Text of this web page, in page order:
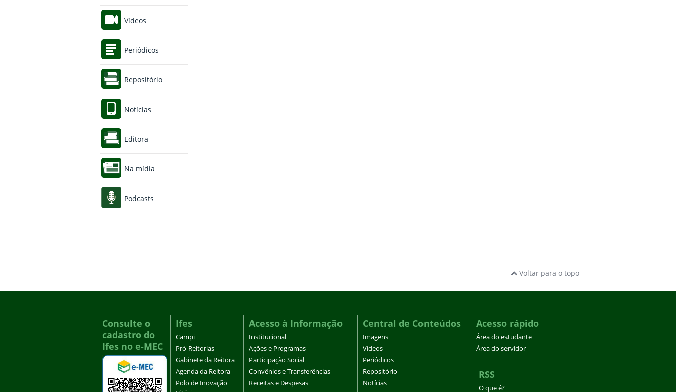
Vídeos
Periódicos
Repositório
Notícias
Editora
Na mídia
Podcasts
Voltar para o topo
Consulte o
cadastro do
Ifes no e-MEC
Ifes
Campi
Pró-Reitorias
Gabinete da Reitora
Agenda da Reitora
Polo de Inovação
Acesso à Informação
Institucional
Ações e Programas
Participação Social
Convênios e Transferências
Receitas e Despesas
Central de Conteúdos
Imagens
Vídeos
Periódicos
Repositório
Notícias
Acesso rápido
Área do estudante
Área do servidor
RSS
O que é?